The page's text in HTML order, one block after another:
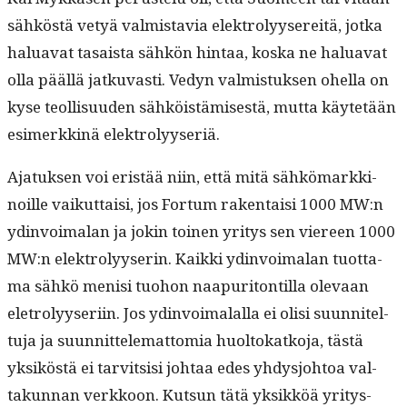
sähköstä vetyä valmis­tavia elek­trolyy­sere­itä, jot­ka
halu­a­vat tasaista sähkön hin­taa, kos­ka ne halu­a­vat
olla pääl­lä jatku­vasti. Vedyn valmis­tuk­sen ohel­la on
kyse teol­lisu­u­den sähköistämis­es­tä, mut­ta käytetään
esimerkkinä elektrolyyseriä.
Ajatuk­sen voi eristää niin, että mitä sähkö­markki­
noille vaikut­taisi, jos For­tum rak­en­taisi 1000 MW:n
ydin­voimalan ja jokin toinen yri­tys sen viereen 1000
MW:n elek­trolyy­serin. Kaik­ki ydin­voimalan tuot­ta­
ma sähkö menisi tuo­hon naa­pu­ri­ton­til­la ole­vaan
eletrolyy­seri­in. Jos ydin­voimalal­la ei olisi suun­nitel­
tu­ja ja suun­nit­telemat­to­mia huoltokatko­ja, tästä
yksiköstä ei tarvit­sisi johtaa edes yhdysjo­htoa val­
takun­nan verkkoon. Kut­sun tätä yksikköä yri­tys­